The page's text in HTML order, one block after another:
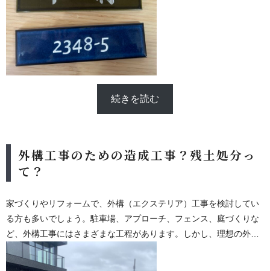
続きを読む
外構工事のための造成工事？残土処分っ
て？
家づくりやリフォームで、外構（エクステリア）工事を検討してい
る方も多いでしょう。駐車場、アプローチ、フェンス、庭づくりな
ど、外構工事にはさまざまな工程があります。しかし、理想の外構
を実現するには、その前段階での造成工事が非常に重要です。